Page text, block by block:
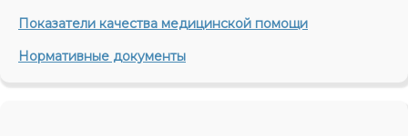
Показатели качества медицинской помощи
Нормативные документы